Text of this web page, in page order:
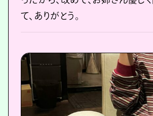
て、ありがとう。